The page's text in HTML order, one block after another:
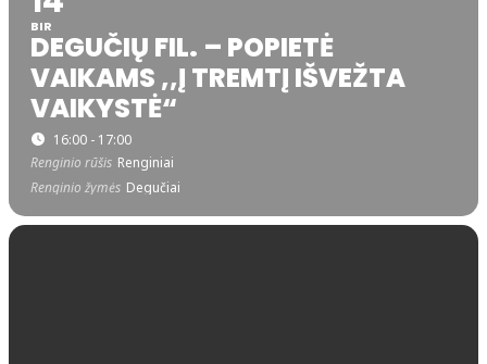
BIR
DEGUČIŲ FIL. – POPIETĖ
VAIKAMS ,,Į TREMTĮ IŠVEŽTA
VAIKYSTĖ“
16:00 - 17:00
Renginio rūšis Renginiai
Renginio žymės Degučiai